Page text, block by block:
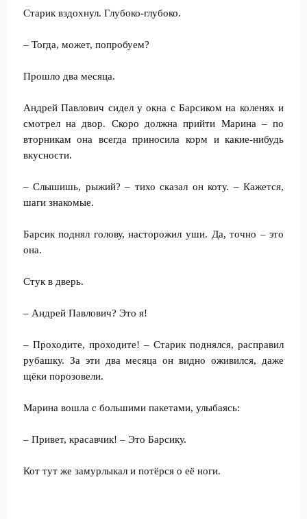
Старик вздохнул. Глубоко-глубоко.
– Тогда, может, попробуем?
Прошло два месяца.
Андрей Павлович сидел у окна с Барсиком на коленях и
смотрел на двор. Скоро должна прийти Марина – по
вторникам она всегда приносила корм и какие-нибудь
вкусности.
– Слышишь, рыжий? – тихо сказал он коту. – Кажется,
шаги знакомые.
Барсик поднял голову, насторожил уши. Да, точно – это
она.
Стук в дверь.
– Андрей Павлович? Это я!
– Проходите, проходите! – Старик поднялся, расправил
рубашку. За эти два месяца он видно оживился, даже
щёки порозовели.
Марина вошла с большими пакетами, улыбаясь:
– Привет, красавчик! – Это Барсику.
Кот тут же замурлыкал и потёрся о её ноги.